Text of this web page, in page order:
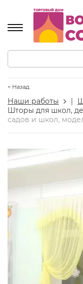
< Назад
Наши работы |
Шторы для школ,
садов и школ,